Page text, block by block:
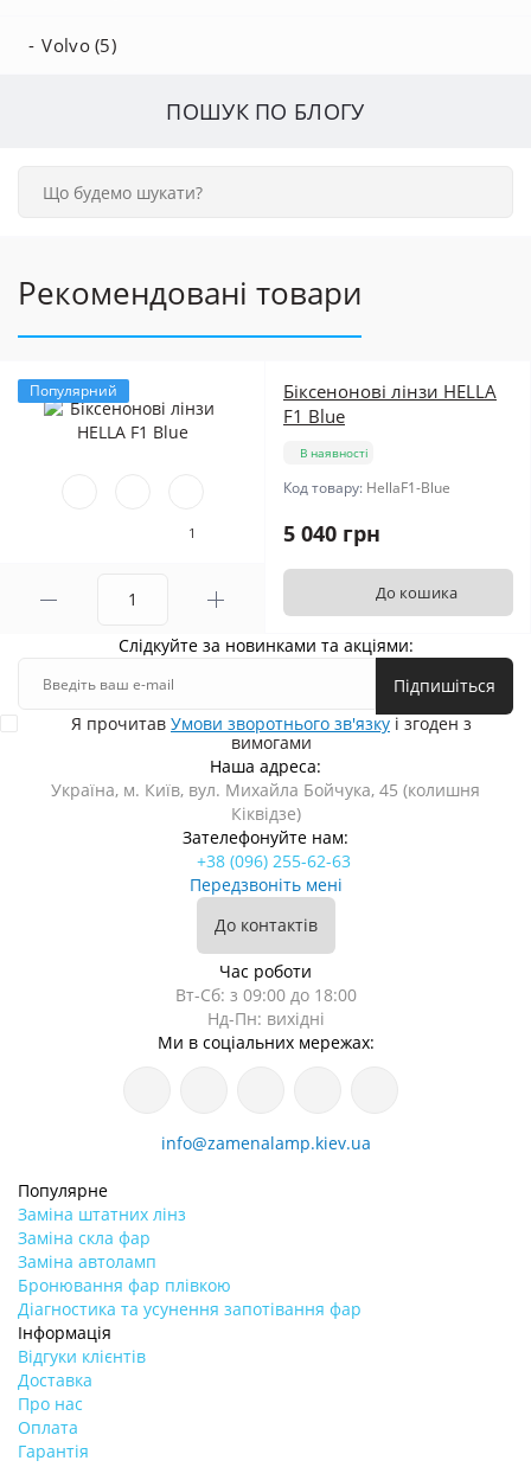
Volvo (5)
ПОШУК ПО БЛОГУ
Рекомендовані товари
Популярний
1
Біксенонові лінзи HELLA
F1 Blue
В наявності
Код товару: HellaF1-Blue
5 040 грн
До кошика
Слідкуйте за новинками та акціями:
Підпишіться
Я прочитав Умови зворотнього зв'язку і згоден з
вимогами
Наша адреса:
Україна, м. Київ, вул. Михайла Бойчука, 45 (колишня
Кіквідзе)
Зателефонуйте нам:
+38 (096) 255-62-63
Передзвоніть мені
До контактів
Час роботи
Вт-Сб: з 09:00 до 18:00
Нд-Пн: вихідні
Ми в соціальних мережах:
info@zamenalamp.kiev.ua
Популярне
Заміна штатних лінз
Заміна скла фар
Заміна автоламп
Бронювання фар плівкою
Діагностика та усунення запотівання фар
Інформація
Відгуки клієнтів
Доставка
Про нас
Оплата
Гарантія